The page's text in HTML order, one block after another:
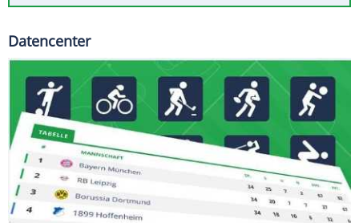
Datencenter